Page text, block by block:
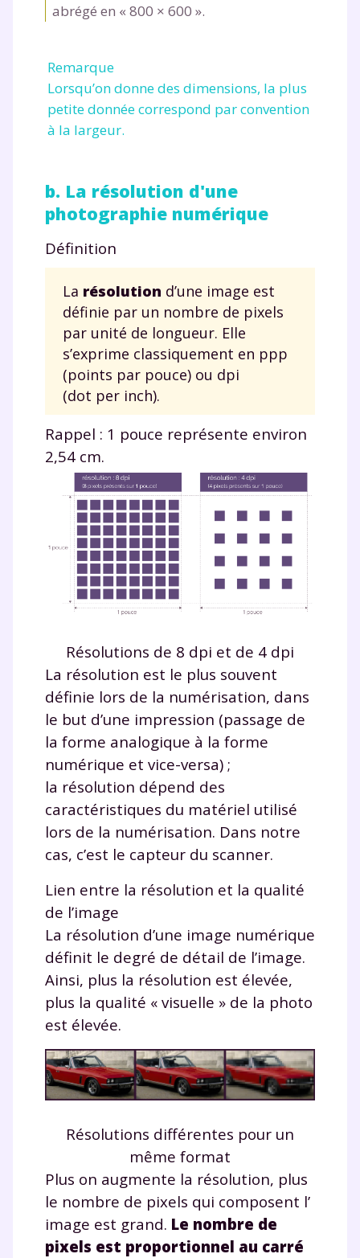
abrégé en « 800 × 600 ».
Remarque
Lorsqu’on donne des dimensions, la plus
petite donnée correspond par convention
à la largeur.
b. La résolution d'une
photographie numérique
Définition
La résolution d’une image est
définie par un nombre de pixels
par unité de longueur. Elle
s’exprime classiquement en ppp
(points par pouce) ou dpi
(dot per inch).
Rappel : 1 pouce représente environ
2,54 cm.
Résolutions de 8 dpi et de 4 dpi
La résolution est le plus souvent
définie lors de la numérisation, dans
le but d’une impression (passage de
la forme analogique à la forme
numérique et vice-versa) ;
la résolution dépend des
caractéristiques du matériel utilisé
lors de la numérisation. Dans notre
cas, c’est le capteur du scanner.
Lien entre la résolution et la qualité
de l’image
La résolution d’une image numérique
définit le degré de détail de l’image.
Ainsi, plus la résolution est élevée,
plus la qualité « visuelle » de la photo
est élevée.
Résolutions différentes pour un
même format
Plus on augmente la résolution, plus
le nombre de pixels qui composent l’
image est grand. Le nombre de
pixels est proportionnel au carré